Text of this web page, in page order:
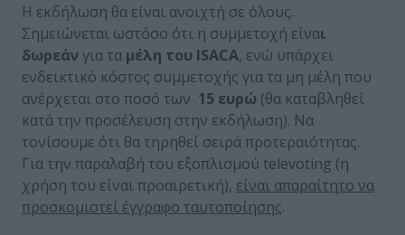
Η εκδήλωση θα είναι ανοιχτή σε όλους.
Σημειώνεται ωστόσο ότι η συμμετοχή είναι
δωρεάν για τα μέλη του ISACA, ενώ υπάρχει
ενδεικτικό κόστος συμμετοχής για τα μη μέλη που
ανέρχεται στο ποσό των 15 ευρώ (θα καταβληθεί
κατά την προσέλευση στην εκδήλωση). Να
τονίσουμε ότι θα τηρηθεί σειρά προτεραιότητας.
Για την παραλαβή του εξοπλισμού televoting (η
χρήση του είναι προαιρετική), είναι απαραίτητο να
προσκομιστεί έγγραφο ταυτοποίησης.